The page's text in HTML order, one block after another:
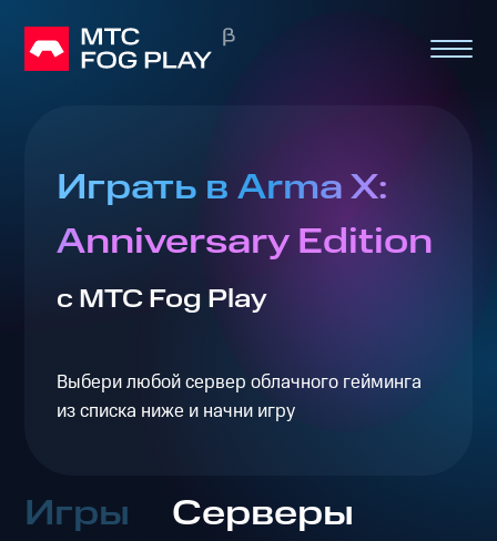
Играть в Arma X:
Anniversary Edition
с МТС Fog Play
Выбери любой сервер облачного гейминга
из списка ниже и начни игру
Игры Серверы